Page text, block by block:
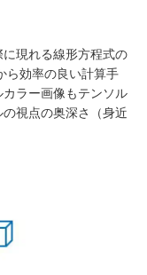
現れる線形方程式の
ら効率の良い計算手
ラー画像もテンソル
視点の奥深さ（身近